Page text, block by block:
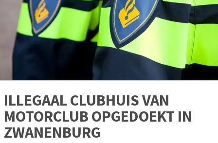
ILLEGAAL CLUBHUIS VAN
MOTORCLUB OPGEDOEKT IN
ZWANENBURG